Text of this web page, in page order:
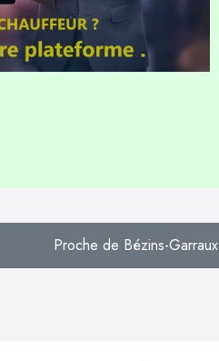
Proche de Bézins-Garraux